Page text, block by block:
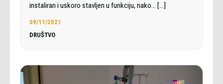
instaliran i uskoro stavljen u funkciju, nako… […]
09/11/2021
DRUŠTVO